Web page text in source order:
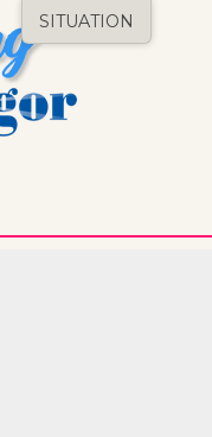
SITUATION